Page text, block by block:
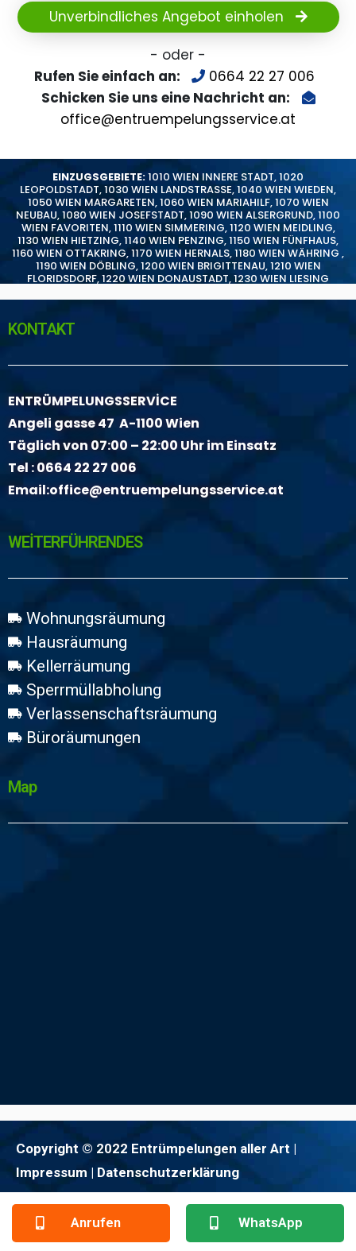
Unverbindliches Angebot einholen
- oder -
Rufen Sie einfach an:
0664 22 27 006
Schicken Sie uns eine Nachricht an:
office@entruempelungsservice.at
EINZUGSGEBIETE:1010 WIEN INNERE STADT,1020
LEOPOLDSTADT,1030 WIEN LANDSTRASSE,1040 WIEN WIEDEN,
1050 WIEN MARGARETEN,1060 WIEN MARIAHILF,1070 WIEN
NEUBAU,1080 WIEN JOSEFSTADT,1090 WIEN ALSERGRUND,1100
WIEN FAVORITEN,1110 WIEN SIMMERING,1120 WIEN MEIDLING,
1130 WIEN HIETZING,1140 WIEN PENZING,1150 WIEN FÜNFHAUS,
1160 WIEN OTTAKRING,1170 WIEN HERNALS,1180 WIEN WÄHRING ,
1190 WIEN DÖBLING,1200 WIEN BRIGITTENAU,1210 WIEN
FLORIDSDORF,1220 WIEN DONAUSTADT,1230 WIEN LIESING
KONTAKT
ENTRÜMPELUNGSSERVİCE
Angeli gasse 47 A-1100 Wien
Täglich von 07:00 – 22:00 Uhr im Einsatz
Tel :0664 22 27 006
Email:office@entruempelungsservice.at
WEİTERFÜHRENDES
Wohnungsräumung
Hausräumung
Kellerräumung
Sperrmüllabholung
Verlassenschaftsräumung
Büroräumungen
Map
Copyright © 2022 Entrümpelungen aller Art |
Impressum | Datenschutzerklärung
Anrufen WhatsApp